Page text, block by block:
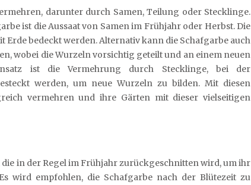
darunter durch Samen, Teilung oder Stecklinge.
ist die Aussaat von Samen im Frühjahr oder Herbst. Die
Erde bedeckt werden. Alternativ kann die Schafgarbe auch
wobei die Wurzeln vorsichtig geteilt und an einem neuen
ist die Vermehrung durch Stecklinge, bei der
werden, um neue Wurzeln zu bilden. Mit diesen
vermehren und ihre Gärten mit dieser vielseitigen
in der Regel im Frühjahr zurückgeschnitten wird, um ihr
wird empfohlen, die Schafgarbe nach der Blütezeit zu